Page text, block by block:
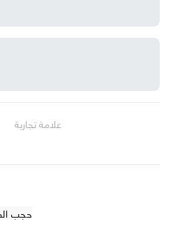
علامة تجارية
حجب الضوء